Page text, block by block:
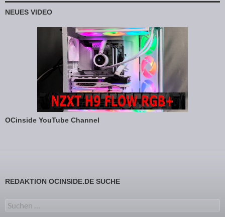
NEUES VIDEO
OCinside YouTube Channel
REDAKTION OCINSIDE.DE SUCHE
Suchen nach: